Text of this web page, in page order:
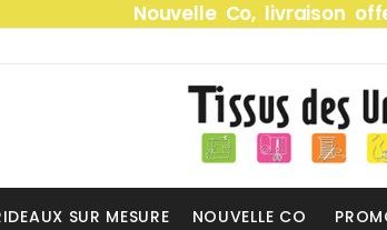
Nouvelle Co, livraison
SUR MESURE NOUVELLE CO